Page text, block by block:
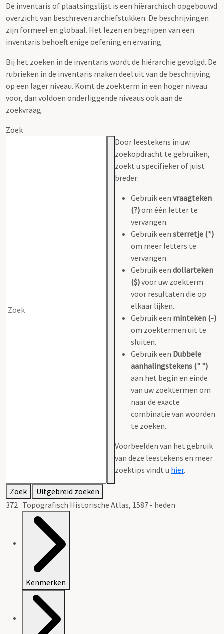
De inventaris of plaatsingslijst is een hiërarchisch opgebouwd
overzicht van beschreven archiefstukken. De beschrijvingen
zijn formeel en globaal. Het lezen en begrijpen van een
inventaris behoeft enige oefening en ervaring.
Bij het zoeken in de inventaris wordt de hiërarchie gevolgd. De
rubrieken in de inventaris maken deel uit van de beschrijving
op een lager niveau. Komt de zoekterm in een hoger niveau
voor, dan voldoen onderliggende niveaus ook aan de
zoekvraag.
Zoek
Door leestekens in uw
zoekopdracht te gebruiken,
zoekt u specifieker of juist
breder:
Gebruik een vraagteken
(?)om één letter te
vervangen.
Gebruik een sterretje (*)
om meer letters te
vervangen.
Gebruik een dollarteken
($)voor uw zoekterm
voor resultaten die op
elkaar lijken.
Gebruik een minteken (-)
om zoektermen uit te
sluiten.
Gebruik een Dubbele
aanhalingstekens (" ")
aan het begin en einde
van uw zoektermen om
naar de exacte
combinatie van woorden
te zoeken.
Voorbeelden van het gebruik
van deze leestekens en meer
zoektips vindt u hier.
Zoek
Uitgebreid zoeken
372 Topografisch Historische Atlas, 1587 - heden
Kenmerken